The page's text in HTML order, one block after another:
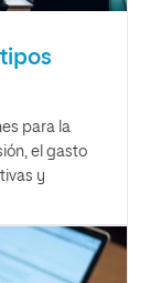
para la
el gasto
y